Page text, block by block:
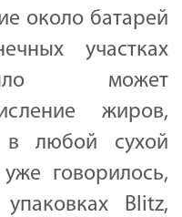
около батарей
участках
может
жиров,
в любой сухой
говорилось,
Blitz,